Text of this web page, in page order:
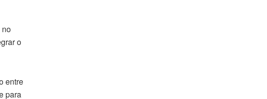
no
o
entre
para